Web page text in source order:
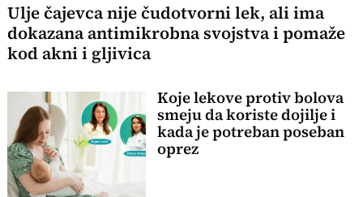
Ulje čajevca nije čudotvorni lek, ali ima
dokazana antimikrobna svojstva i pomaže
kod akni i gljivica
Koje lekove protiv bolova
smeju da koriste dojilje i
kada je potreban poseban
oprez